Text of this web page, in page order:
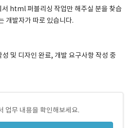
서 html 퍼블리싱 작업만 해주실 분을 찾습
개발자가 따로 있습니다.
및 디자인 완료, 개발 요구사항 작성 중
업무 내용을 확인해보세요.